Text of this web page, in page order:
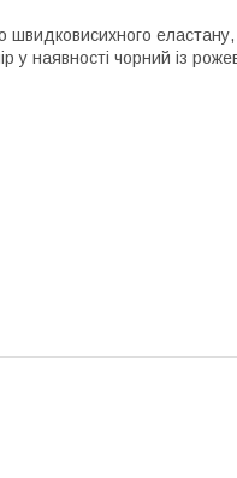
швидковисихного
наявності чорний із